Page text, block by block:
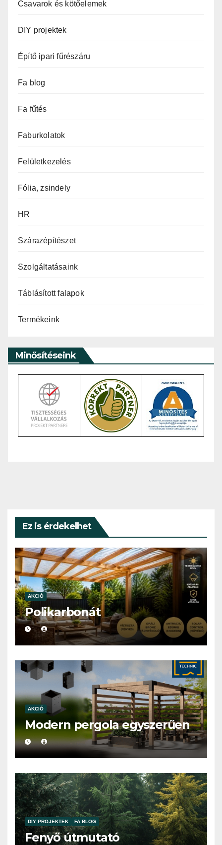
Csavarok és kötőelemek
DIY projektek
Építő ipari fűrészáru
Fa blog
Fa fűtés
Faburkolatok
Felületkezelés
Fólia, zsindely
HR
Szárazépítészet
Szolgáltatásaink
Táblásított falapok
Termékeink
Minősítéseink
Ez is érdekelhet
AKCIÓ
Polikarbonát
AKCIÓ
Modern pergola egyszerűen
DIY PROJEKTEK FA BLOG
Fenyő útmutató